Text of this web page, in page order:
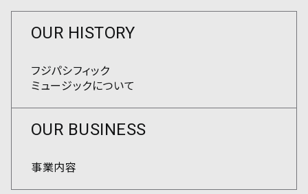
OUR HISTORY
フジパシフィック
ミュージックについて
OUR BUSINESS
事業内容